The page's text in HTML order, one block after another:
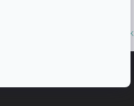
Shoptet.sk